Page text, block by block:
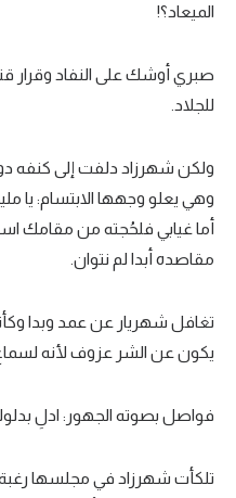
حكايات في الجول
كويز في الجول
فيديو في الجول
الميعاد؟!
صبري أوشك على النفاد وقرار
للجلاد.
ولكن شهرزاد دلفت إلى كنفه
وهي يعلو وجهها الابتسام: يا
أما غيابي فلحُجته من مقامك
مقاصده أبدا لم نتوان.
تغافل شهريار عن عمد وبدا
يكون عن الشر عزوف لأنه
فواصل بصوته الجهور: ادلِ
تلكأت شهرزاد في مجلسها